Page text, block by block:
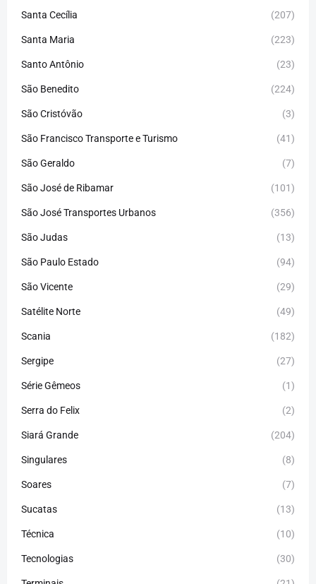
Santa Cecília (207)
Santa Maria (223)
Santo Antônio (23)
São Benedito (224)
São Cristóvão (3)
São Francisco Transporte e Turismo (41)
São Geraldo (7)
São José de Ribamar (101)
São José Transportes Urbanos (356)
São Judas (13)
São Paulo Estado (94)
São Vicente (29)
Satélite Norte (49)
Scania (182)
Sergipe (27)
Série Gêmeos (1)
Serra do Felix (2)
Siará Grande (204)
Singulares (8)
Soares (7)
Sucatas (13)
Técnica (10)
Tecnologias (30)